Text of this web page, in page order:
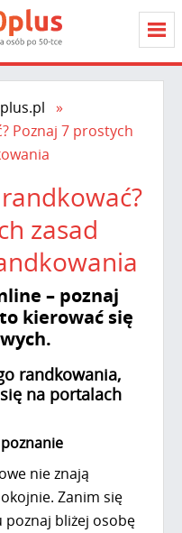
Poznaj 7 prostych
zasad
– poznaj
kierować się
randkowania,
na portalach
nie znają
Zanim się
poznaj bliżej osobę